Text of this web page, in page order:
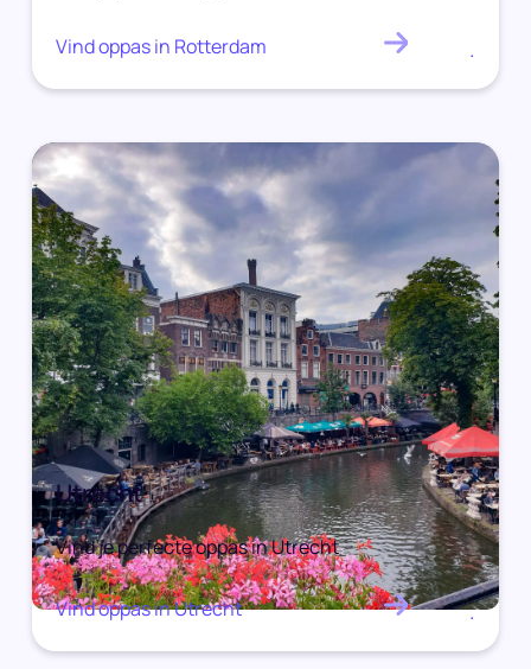
Vind oppas in Rotterdam .
Utrecht
Vind je perfecte oppas in Utrecht
Vind oppas in Utrecht .